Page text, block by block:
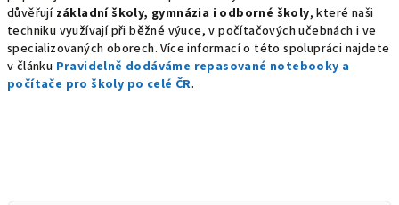
důvěřují základní školy, gymnázia i odborné školy, které naši
techniku využívají při běžné výuce, v počítačových učebnách i ve
specializovaných oborech. Více informací o této spolupráci najdete
v článku Pravidelně dodáváme repasované notebooky a
počítače pro školy po celé ČR.